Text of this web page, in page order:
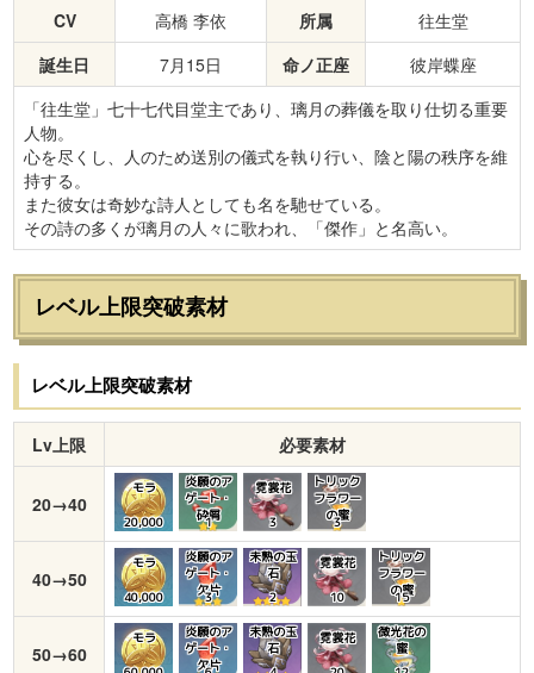
CV
高橋 李依 所属
往生堂
誕生日
7月15日 命ノ正座
彼岸蝶座
「往生堂」七十七代目堂主であり、璃月の葬儀を取り仕切る重要
人物。
心を尽くし、人のため送別の儀式を執り行い、陰と陽の秩序を維
持する。
また彼女は奇妙な詩人としても名を馳せている。
その詩の多くが璃月の人々に歌われ、「傑作」と名高い。
レベル上限突破素材
レベル上限突破素材
Lv上限 必要素材
20→40
モラ
20,000
炎願のア
ゲート・
砕屑
1
霓裳花
3
トリック
フラワー
の蜜
3
40→50
モラ
40,000
炎願のア
ゲート・
欠片
3
未熟の玉
石
2
霓裳花
10
トリック
フラワー
の蜜
15
50→60
モラ
炎願のア
ゲート・
欠片
未熟の玉
石
霓裳花
微光花の
蜜